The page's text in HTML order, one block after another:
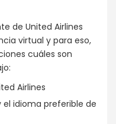
de United Airlines
virtual y para eso,
cuáles son
Airlines
el idioma preferible de